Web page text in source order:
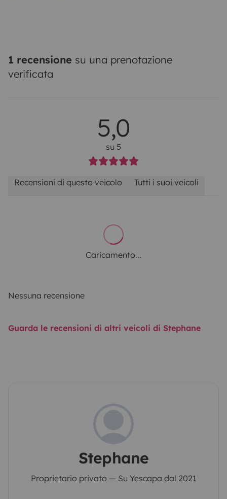
1 recensione su una prenotazione
verificata
5,0
su 5
Recensioni di questo veicolo Tutti i suoi veicoli
Caricamento...
Nessuna recensione
Guarda le recensioni di altri veicoli di Stephane
Stephane
Proprietario privato — Su Yescapa dal 2021